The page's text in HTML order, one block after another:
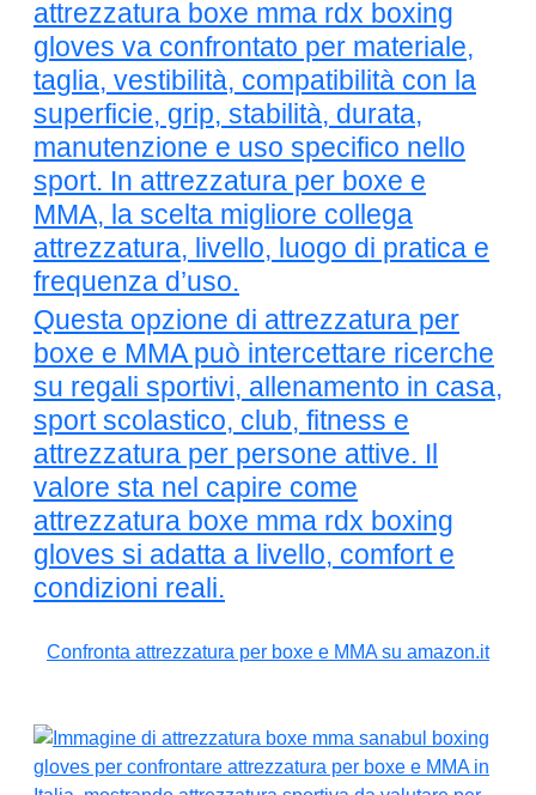
attrezzatura boxe mma rdx boxing
gloves va confrontato per materiale,
taglia, vestibilità, compatibilità con la
superficie, grip, stabilità, durata,
manutenzione e uso specifico nello
sport. In attrezzatura per boxe e
MMA, la scelta migliore collega
attrezzatura, livello, luogo di pratica e
frequenza d’uso.
Questa opzione di attrezzatura per
boxe e MMA può intercettare ricerche
su regali sportivi, allenamento in casa,
sport scolastico, club, fitness e
attrezzatura per persone attive. Il
valore sta nel capire come
attrezzatura boxe mma rdx boxing
gloves si adatta a livello, comfort e
condizioni reali.
Confronta attrezzatura per boxe e MMA su amazon.it